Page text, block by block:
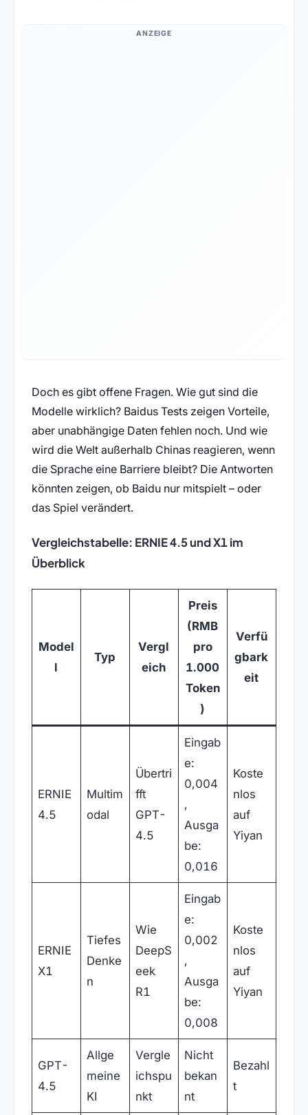
ANZEIGE
Doch es gibt offene Fragen. Wie gut sind die
Modelle wirklich? Baidus Tests zeigen Vorteile,
aber unabhängige Daten fehlen noch. Und wie
wird die Welt außerhalb Chinas reagieren, wenn
die Sprache eine Barriere bleibt? Die Antworten
könnten zeigen, ob Baidu nur mitspielt – oder
das Spiel verändert.
Vergleichstabelle: ERNIE 4.5 und X1 im
Überblick
Model
l
Typ
Vergl
eich
Preis
(RMB
pro
1.000
Token
)
Verfü
gbark
eit
ERNIE
4.5
Multim
odal
Übertri
fft
GPT-
4.5
Eingab
e:
0,004
,
Ausga
be:
0,016
Koste
nlos
auf
Yiyan
ERNIE
X1
Tiefes
Denke
n
Wie
DeepS
eek
R1
Eingab
e:
0,002
,
Ausga
be:
0,008
Koste
nlos
auf
Yiyan
GPT-
4.5
Allge
meine
KI
Vergle
ichspu
nkt
Nicht
bekan
nt
Bezahl
t